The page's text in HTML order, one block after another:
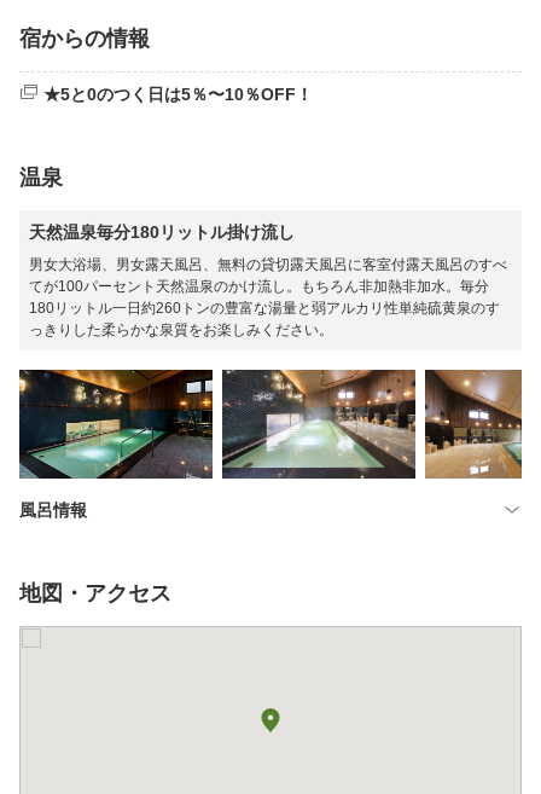
宿からの情報
★5と0のつく日は5％〜10％OFF！
温泉
天然温泉毎分180リットル掛け流し
男女大浴場、男女露天風呂、無料の貸切露天風呂に客室付露天風呂のすべ
てが100パーセント天然温泉のかけ流し。もちろん非加熱非加水。毎分
180リットル一日約260トンの豊富な湯量と弱アルカリ性単純硫黄泉のす
っきりした柔らかな泉質をお楽しみください。
風呂情報
地図・アクセス